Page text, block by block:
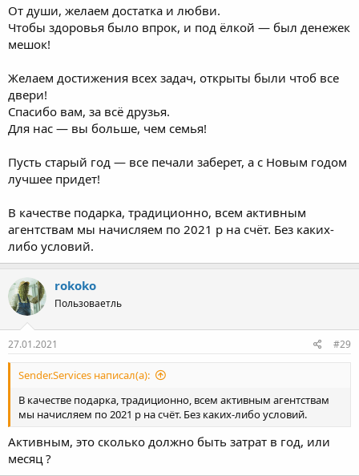
От души, желаем достатка и любви.
Чтобы здоровья было впрок, и под ёлкой — был денежек
мешок!
Желаем достижения всех задач, открыты были чтоб все
двери!
Спасибо вам, за всё друзья.
Для нас — вы больше, чем семья!
Пусть старый год — все печали заберет, а с Новым годом
лучшее придет!
В качестве подарка, традиционно, всем активным
агентствам мы начисляем по 2021 р на счёт. Без каких-
либо условий.
rokoko
Пользоваетль
27.01.2021 #29
Sender.Services написал(а):
В качестве подарка, традиционно, всем активным агентствам
мы начисляем по 2021 р на счёт. Без каких-либо условий.
Активным, это сколько должно быть затрат в год, или
месяц ?